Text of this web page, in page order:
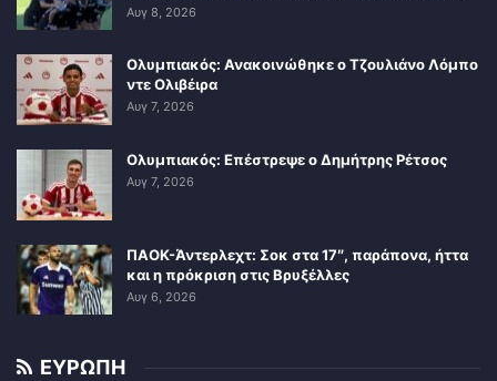
Αυγ 8, 2026
Ολυμπιακός: Ανακοινώθηκε ο Τζουλιάνο Λόμπο
ντε Ολιβέιρα
Αυγ 7, 2026
Ολυμπιακός: Επέστρεψε ο Δημήτρης Ρέτσος
Αυγ 7, 2026
ΠΑΟΚ-Άντερλεχτ: Σοκ στα 17″, παράπονα, ήττα
και η πρόκριση στις Βρυξέλλες
Αυγ 6, 2026
ΕΥΡΩΠΗ